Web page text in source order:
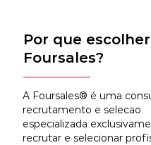
Por que
Foursales?
A Foursales® é uma
recrutamento e selecao
especializada
recrutar e selecionar